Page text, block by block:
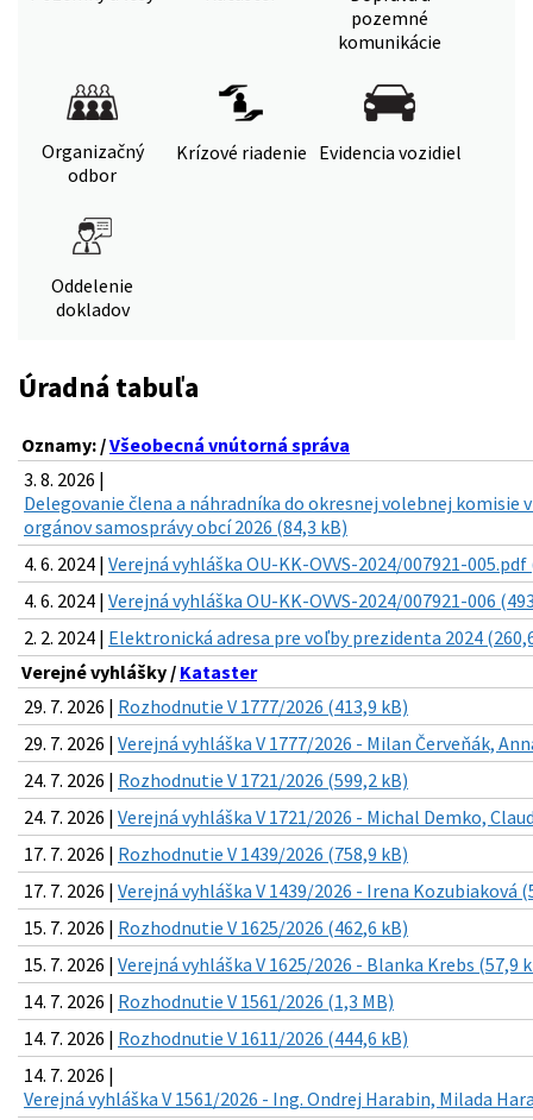
pozemné
komunikácie
Organizačný
odbor
Krízové riadenie Evidencia vozidiel
Oddelenie
dokladov
Úradná tabuľa
Oznamy: /Všeobecná vnútorná správa
3. 8. 2026 |
Delegovanie člena a náhradníka do okresnej volebnej komisie
orgánov samosprávy obcí 2026 (84,3 kB)
4. 6. 2024 | Verejná vyhláška OU-KK-OVVS-2024/007921-005.pdf
4. 6. 2024 | Verejná vyhláška OU-KK-OVVS-2024/007921-006
2. 2. 2024 | Elektronická adresa pre voľby prezidenta 2024
Verejné vyhlášky / Kataster
29. 7. 2026 | Rozhodnutie V 1777/2026 (413,9 kB)
29. 7. 2026 | Verejná vyhláška V 1777/2026 - Milan Červeňák,
24. 7. 2026 | Rozhodnutie V 1721/2026 (599,2 kB)
24. 7. 2026 | Verejná vyhláška V 1721/2026 - Michal Demko,
17. 7. 2026 | Rozhodnutie V 1439/2026 (758,9 kB)
17. 7. 2026 | Verejná vyhláška V 1439/2026 - Irena Kozubiaková
15. 7. 2026 | Rozhodnutie V 1625/2026 (462,6 kB)
15. 7. 2026 | Verejná vyhláška V 1625/2026 - Blanka Krebs (57,9
14. 7. 2026 | Rozhodnutie V 1561/2026 (1,3 MB)
14. 7. 2026 | Rozhodnutie V 1611/2026 (444,6 kB)
14. 7. 2026 |
Verejná vyhláška V 1561/2026 - Ing. Ondrej Harabin, Milada